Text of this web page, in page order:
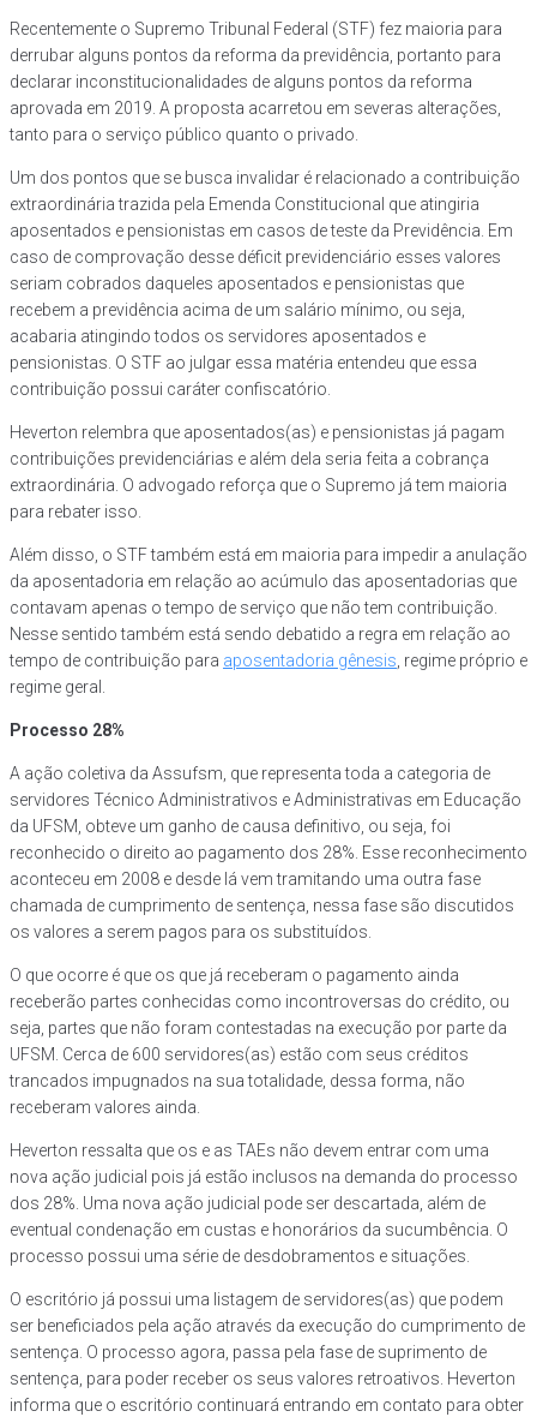
Recentemente o Supremo Tribunal Federal (STF) fez maioria para
derrubar alguns pontos da reforma da previdência, portanto para
declarar inconstitucionalidades de alguns pontos da reforma
aprovada em 2019. A proposta acarretou em severas alterações,
tanto para o serviço público quanto o privado.
Um dos pontos que se busca invalidar é relacionado a contribuição
extraordinária trazida pela Emenda Constitucional que atingiria
aposentados e pensionistas em casos de teste da Previdência. Em
caso de comprovação desse déficit previdenciário esses valores
seriam cobrados daqueles aposentados e pensionistas que
recebem a previdência acima de um salário mínimo, ou seja,
acabaria atingindo todos os servidores aposentados e
pensionistas. O STF ao julgar essa matéria entendeu que essa
contribuição possui caráter confiscatório.
Heverton relembra que aposentados(as) e pensionistas já pagam
contribuições previdenciárias e além dela seria feita a cobrança
extraordinária. O advogado reforça que o Supremo já tem maioria
para rebater isso.
Além disso, o STF também está em maioria para impedir a anulação
da aposentadoria em relação ao acúmulo das aposentadorias que
contavam apenas o tempo de serviço que não tem contribuição.
Nesse sentido também está sendo debatido a regra em relação ao
tempo de contribuição para aposentadoria gênesis , regime próprio e
regime geral.
Processo 28%
A ação coletiva da Assufsm, que representa toda a categoria de
servidores Técnico Administrativos e Administrativas em Educação
da UFSM, obteve um ganho de causa definitivo, ou seja, foi
reconhecido o direito ao pagamento dos 28%. Esse reconhecimento
aconteceu em 2008 e desde lá vem tramitando uma outra fase
chamada de cumprimento de sentença, nessa fase são discutidos
os valores a serem pagos para os substituídos.
O que ocorre é que os que já receberam o pagamento ainda
receberão partes conhecidas como incontroversas do crédito, ou
seja, partes que não foram contestadas na execução por parte da
UFSM. Cerca de 600 servidores(as) estão com seus créditos
trancados impugnados na sua totalidade, dessa forma, não
receberam valores ainda.
Heverton ressalta que os e as TAEs não devem entrar com uma
nova ação judicial pois já estão inclusos na demanda do processo
dos 28%. Uma nova ação judicial pode ser descartada, além de
eventual condenação em custas e honorários da sucumbência. O
processo possui uma série de desdobramentos e situações.
O escritório já possui uma listagem de servidores(as) que podem
ser beneficiados pela ação através da execução do cumprimento de
sentença. O processo agora, passa pela fase de suprimento de
sentença, para poder receber os seus valores retroativos. Heverton
informa que o escritório continuará entrando em contato para obter